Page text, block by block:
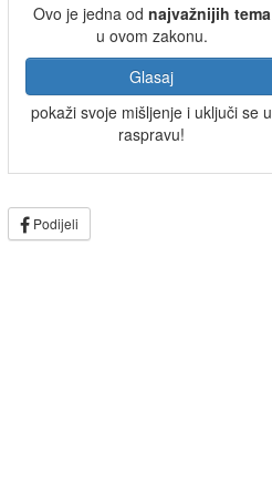
Ovo je jedna od najvažnijih tema
u ovom zakonu.
Glasaj
pokaži svoje mišljenje i uključi se u
raspravu!
Podijeli